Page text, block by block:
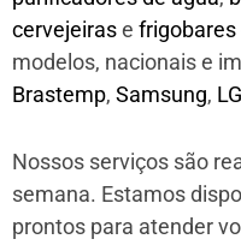
cervejeirase frigobares
modelos, nacionais e
Brastemp, Samsung, LG
Nossos serviços são
semana. Estamos
prontos para atender